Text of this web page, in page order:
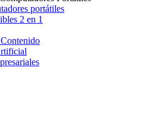
portátiles
2 en 1